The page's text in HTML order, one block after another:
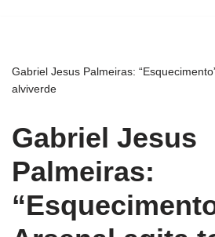
Gabriel Jesus Palmeiras:
alviverde
Gabriel Jesus
Palmeiras: